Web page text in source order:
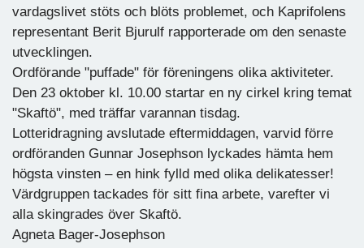
vardagslivet stöts och blöts problemet, och Kaprifolens
representant Berit Bjurulf rapporterade om den senaste
utvecklingen.
Ordförande "puffade" för föreningens olika aktiviteter.
Den 23 oktober kl. 10.00 startar en ny cirkel kring temat
"Skaftö", med träffar varannan tisdag.
Lotteridragning avslutade eftermiddagen, varvid förre
ordföranden Gunnar Josephson lyckades hämta hem
högsta vinsten – en hink fylld med olika delikatesser!
Värdgruppen tackades för sitt fina arbete, varefter vi
alla skingrades över Skaftö.
Agneta Bager-Josephson